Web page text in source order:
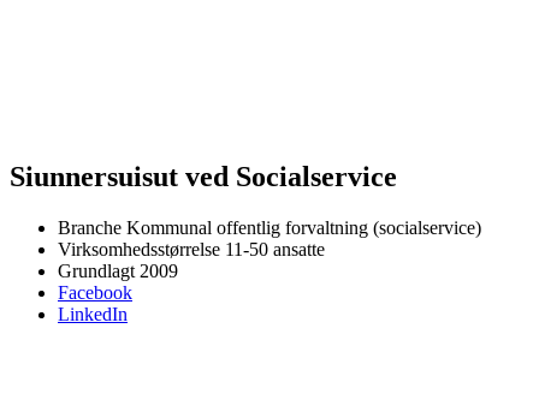
Siunnersuisut ved Socialservice
Branche Kommunal offentlig forvaltning (socialservice)
Virksomhedsstørrelse 11-50 ansatte
Grundlagt 2009
Facebook
LinkedIn